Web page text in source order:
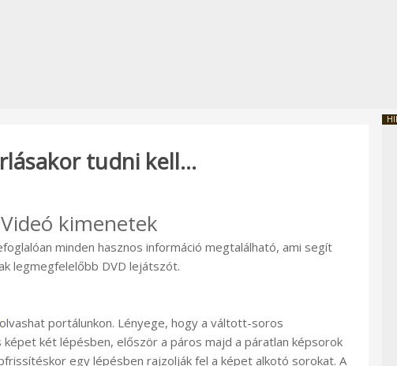
tudni kell…
kimenetek
minden hasznos információ megtalálható, ami segít
legmegfelelőbb DVD lejátszót.
olvashat portálunkon. Lényege, hogy a váltott-soros
két lépésben, először a páros majd a páratlan képsorok
egy lépésben rajzolják fel a képet alkotó sorokat. A